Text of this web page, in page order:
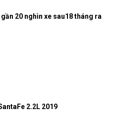
20 nghìn xe sau18 tháng ra
2.2L 2019